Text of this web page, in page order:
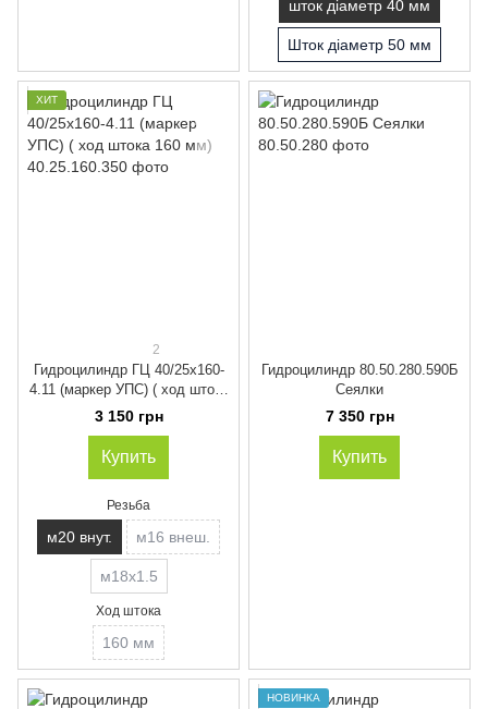
шток діаметр 40 мм
Шток діаметр 50 мм
ХИТ
2
Гидроцилиндр ГЦ 40/25х160-
4.11 (маркер УПС) ( ход штока
160 мм)
3 150 грн
Купить
Резьба
м20 внут. м16 внеш.
м18х1.5
Ход штока
160 мм
Гидроцилиндр 80.50.280.590Б
Сеялки
7 350 грн
Купить
НОВИНКА